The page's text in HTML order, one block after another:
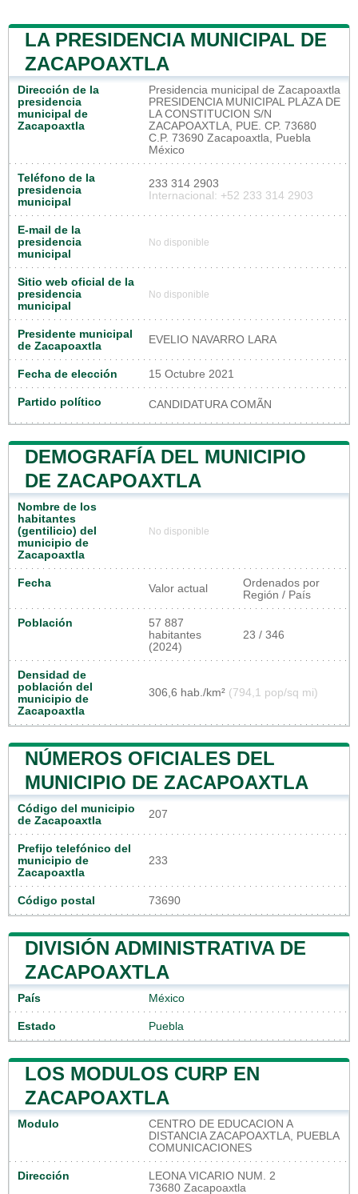
LA PRESIDENCIA MUNICIPAL DE
ZACAPOAXTLA
Dirección de la
presidencia
municipal de
Zacapoaxtla
Presidencia municipal de Zacapoaxtla
PRESIDENCIA MUNICIPAL PLAZA DE
LA CONSTITUCION S/N
ZACAPOAXTLA, PUE. CP. 73680
C.P. 73690 Zacapoaxtla, Puebla
México
Teléfono de la
presidencia
municipal
233 314 2903
Internacional: +52 233 314 2903
E-mail de la
presidencia
municipal
No disponible
Sitio web oficial de la
presidencia
municipal
No disponible
Presidente municipal
de Zacapoaxtla
EVELIO NAVARRO LARA
Fecha de elección 15 Octubre 2021
Partido político CANDIDATURA COMÃN
DEMOGRAFÍA DEL MUNICIPIO
DE ZACAPOAXTLA
Nombre de los
habitantes
(gentilicio) del
municipio de
Zacapoaxtla
No disponible
Fecha Valor actual
Ordenados por
Región / País
Población
57 887
habitantes
(2024)
23 / 346
Densidad de
población del
municipio de
Zacapoaxtla
306,6 hab./km² (794,1 pop/sq mi)
NÚMEROS OFICIALES DEL
MUNICIPIO DE ZACAPOAXTLA
Código del municipio
de Zacapoaxtla
207
Prefijo telefónico del
municipio de
Zacapoaxtla
233
Código postal 73690
DIVISIÓN ADMINISTRATIVA DE
ZACAPOAXTLA
País México
Estado Puebla
LOS MODULOS CURP EN
ZACAPOAXTLA
Modulo
CENTRO DE EDUCACION A
DISTANCIA ZACAPOAXTLA, PUEBLA
COMUNICACIONES
Dirección
LEONA VICARIO NUM. 2
73680 Zacapoaxtla